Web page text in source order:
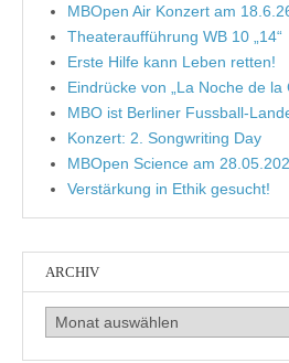
MBOpen Air Konzert am
Theateraufführung WB 10 „14“
Erste Hilfe kann Leben retten!
Eindrücke von „La Noche de la
MBO ist Berliner Fussball-
Konzert: 2. Songwriting Day
MBOpen Science am
Verstärkung in Ethik gesucht!
ARCHIV
Archiv